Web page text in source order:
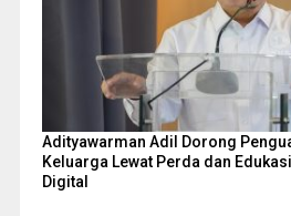
Adityawarman Adil Dorong
Keluarga Lewat Perda dan
Digital